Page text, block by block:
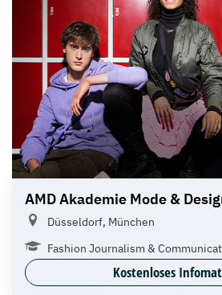
AMD Akademie Mode &
Düsseldorf, München
Fashion Journalism &
Kostenloses